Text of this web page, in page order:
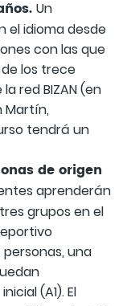
Un
el idioma desde
con las que
los trece
red BIZAN (en
Martín,
tendrá un
de origen
aprenderán
grupos en el
personas, una
(A1). El